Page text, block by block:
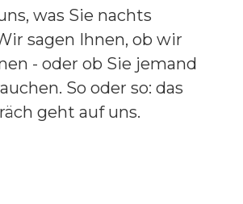
was Sie nachts
sagen Ihnen, ob wir
- oder ob Sie jemand
So oder so: das
geht auf uns.